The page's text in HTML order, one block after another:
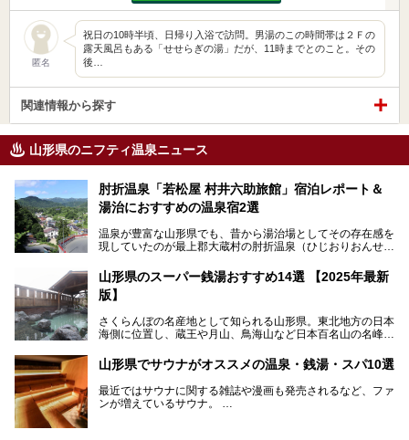
匿名
祝日の10時半頃、日帰り入浴で訪問。男湯のこの時間帯は２Ｆの
露天風呂もある「せせらぎの湯」だが、11時までとのこと。その
後…
関連情報から探す
山形県のニフティ温泉ニュース
肘折温泉「若松屋 村井六助旅館」宿泊レポート＆
湯治におすすめの温泉宿2選
温泉が豊富な山形県でも、昔から湯治場としてその存在感を
現していたのが最上郡大蔵村の肘折温泉（ひじおりおんせ
今回はその肘折温泉の「若松屋 村井六助旅館」に宿泊した
体験レポートとおすすめの温泉宿を2軒ご紹介します。
鄙びた風情があり、源泉掛け流しの旅館も多い肘折温泉は、
す。
山形県のスーパー銭湯おすすめ14選 【2025年最新
版】
さくらんぼの名産地として知られる山形県。東北地方の日本
海側に位置し、蔵王や月山、鳥海山など日本百名山の名峰や
の細道」全行程の1/3にあたる期間を山形県で過ごしたとい
われることからも、山形の深い魅力がうかがえます。
山形県はまた、県内全域に多様な温泉があり、35ある市町
村のすべてで温泉が湧いているという温泉県。そんな山形県
でぜひチェックしたいスーパー銭湯をご紹介します。
山形県でサウナがオススメの温泉・銭湯・スパ10選
最近ではサウナに関する雑誌や漫画も発売されるなど、ファ
ンが増えているサウナ。